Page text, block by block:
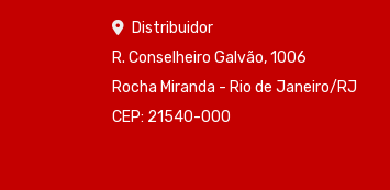
Distribuidor
R. Conselheiro Galvão, 1006
Rocha Miranda - Rio de Janeiro/RJ
CEP: 21540-000